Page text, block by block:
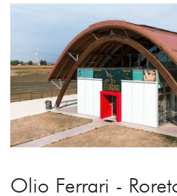
Olio Ferrari -